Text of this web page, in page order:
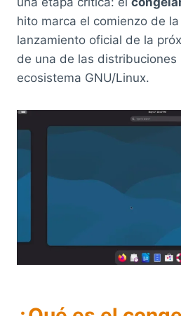
hito marca el comienzo de
lanzamiento oficial de la
de una de las
ecosistema GNU/Linux.